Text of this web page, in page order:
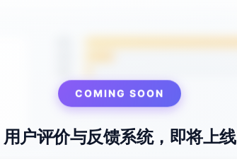
COMING SOON
用户评价与反馈系统，即将上线